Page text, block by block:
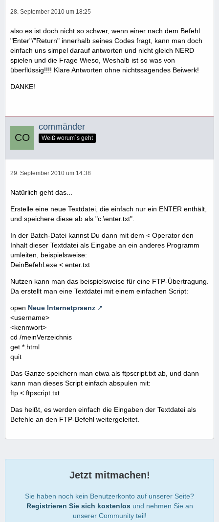
28. September 2010 um 18:25
also es ist doch nicht so schwer, wenn einer nach dem Befehl
"Enter"/"Return" innerhalb seines Codes fragt, kann man doch
einfach uns simpel darauf antworten und nicht gleich NERD
spielen und die Frage Wieso, Weshalb ist so was von
überflüssig!!!! Klare Antworten ohne nichtssagendes Beiwerk!
DANKE!
commänder
Weiß worum´s geht
29. September 2010 um 14:38
Natürlich geht das...
Erstelle eine neue Textdatei, die einfach nur ein ENTER enthält,
und speichere diese ab als "c:\enter.txt".
In der Batch-Datei kannst Du dann mit dem < Operator den
Inhalt dieser Textdatei als Eingabe an ein anderes Programm
umleiten, beispielsweise:
DeinBefehl.exe < enter.txt
Nutzen kann man das beispielsweise für eine FTP-Übertragung.
Da erstellt man eine Textdatei mit einem einfachen Script:
open Neue Internetprsenz
<username>
<kennwort>
cd /meinVerzeichnis
get *.html
quit
Das Ganze speichern man etwa als ftpscript.txt ab, und dann
kann man dieses Script einfach abspulen mit:
ftp < ftpscript.txt
Das heißt, es werden einfach die Eingaben der Textdatei als
Befehle an den FTP-Befehl weitergeleitet.
Jetzt mitmachen!
Sie haben noch kein Benutzerkonto auf unserer Seite?
Registrieren Sie sich kostenlos und nehmen Sie an
unserer Community teil!